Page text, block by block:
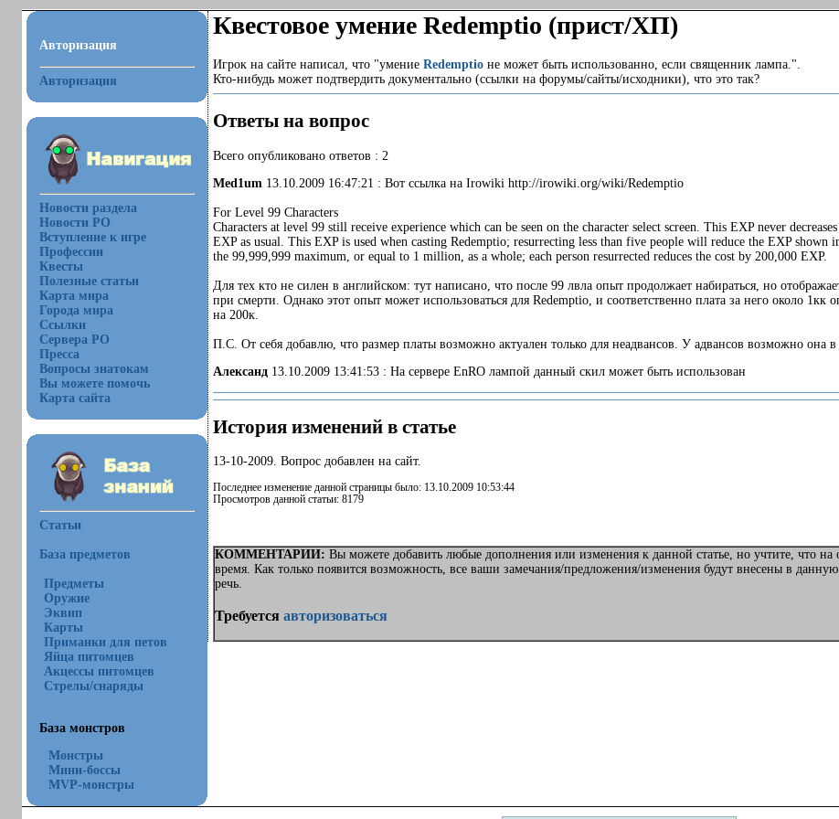
Авторизация
Авторизация
Новости раздела
Новости РО
Вступление к игре
Профессии
Квесты
Полезные статьи
Карта мира
Города мира
Ссылки
Сервера РО
Пресса
Вопросы знатокам
Вы можете помочь
Карта сайта
Статьи
База предметов
Предметы
Оружие
Эквип
Карты
Приманки для петов
Яйца питомцев
Акцессы питомцев
Стрелы/снаряды
База монстров
Монстры
Мини-боссы
MVP-монстры
Квестовое умение Redemptio (прист/ХП)
Игрок на сайте написал, что "умение Redemptioне может быть использованно, если священник лампа.".
Кто-нибудь может подтвердить документально (ссылки на форумы/сайты/исходники), что это так?
Ответы на вопрос
Всего опубликовано ответов : 2
Med1um 13.10.2009 16:47:21 : Вот ссылка на Irowiki http://irowiki.org/wiki/Redemptio
For Level 99 Characters
Characters at level 99 still receive experience which can be seen on the character select screen. This EXP never
EXP as usual. This EXP is used when casting Redemptio; resurrecting less than five people will reduce the EXP shown
the 99,999,999 maximum, or equal to 1 million, as a whole; each person resurrected reduces the cost by 200,000 EXP.
Для тех кто не силен в английском: тут написано, что после 99 лвла опыт продолжает набираться, но
при смерти. Однако этот опыт может использоваться для Redemptio, и соответственно плата за него около
на 200к.
П.С. От себя добавлю, что размер платы возможно актуален только для неадвансов. У адвансов возможно она
Александ13.10.2009 13:41:53 : На сервере EnRO лампой данный скил может быть использован
История изменений в статье
13-10-2009. Вопрос добавлен на сайт.
Последнее изменение данной страницы было: 13.10.2009 10:53:44
Просмотров данной статьи: 8179
КОММЕНТАРИИ: Вы можете добавить любые дополнения или изменения к данной статье, но учтите, что на
время. Как только появится возможность, все ваши замечания/предложения/изменения будут внесены в
речь.
Требуется авторизоваться